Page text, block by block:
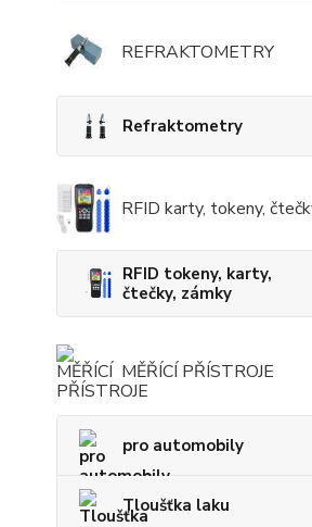
REFRAKTOMETRY
Refraktometry
RFID karty, tokeny,
RFID tokeny, karty,
čtečky, zámky
MĚŘÍCÍ PŘÍSTROJE
pro automobily
Tloušťka laku